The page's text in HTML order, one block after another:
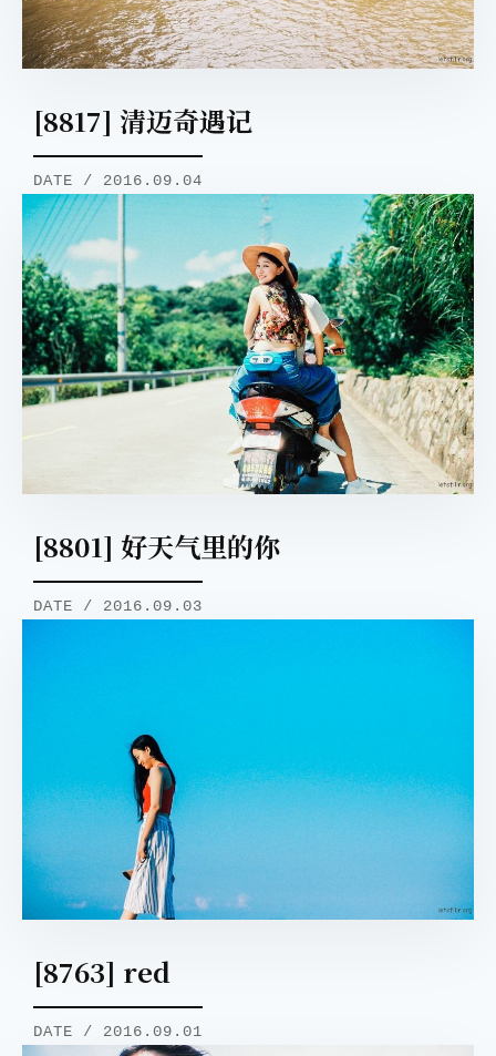
[8817] 清迈奇遇记
DATE / 2016.09.04
[8801] 好天气里的你
DATE / 2016.09.03
[8763] red
DATE / 2016.09.01